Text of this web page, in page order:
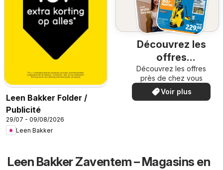
Leen Bakker Folder /
Publicité
29/07 - 09/08/2026
Leen Bakker
Découvrez les
offres
spéciales
Découvrez les offres
près de chez vous
Voir plus
Leen Bakker Zaventem – Magasins en